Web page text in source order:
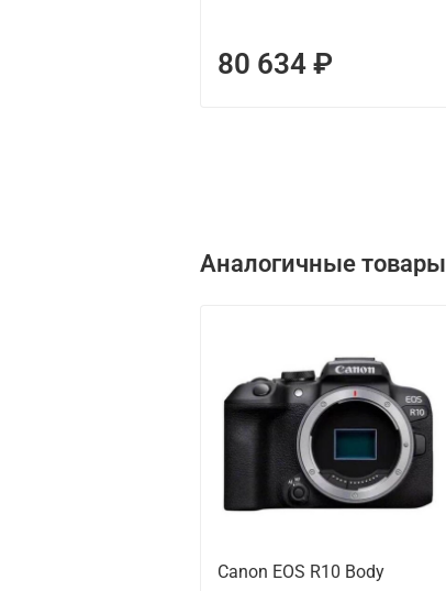
80 634 ₽
Аналогичные товары
Canon EOS R10 Body